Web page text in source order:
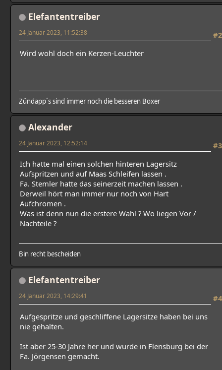
Elefantentreiber
#2
24 Januar 2023, 11:52:38
Wird wohl doch ein Kerzen-Leuchter
Zündapp´s sind immer noch die besseren Boxer
Alexander
#3
24 Januar 2023, 12:52:14
Ich hatte mal einen solchen hinteren Lagersitz
Aufspritzen und auf Maas Schleifen lassen .
Fa. Stemler hatte das seinerzeit machen lassen .
Derweil hört man immer nur noch von Hart
Aufchromen .
Was ist denn nun die erstere Wahl ? Wo liegen Vor /
Nachteile ?
Bin recht bescheiden
Elefantentreiber
#4
24 Januar 2023, 14:29:41
Aufgespritze und geschliffene Lagersitze haben bei uns
nie gehalten.
Ist aber 25-30 Jahre her und wurde in Flensburg bei der
Fa. Jörgensen gemacht.